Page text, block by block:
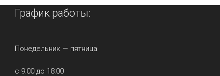
График работы:
Понедельник — пятница:
с 9:00 до 18:00